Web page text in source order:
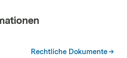
Rechtliche Dokumente